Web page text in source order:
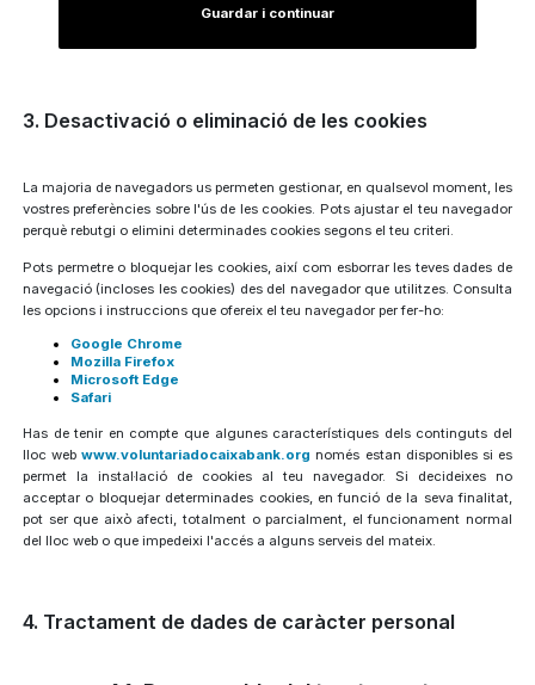
Guardar i continuar
3. Desactivació o eliminació de les cookies
La majoria de navegadors us permeten gestionar, en qualsevol moment, les
vostres preferències sobre l'ús de les cookies. Pots ajustar el teu navegador
perquè rebutgi o elimini determinades cookies segons el teu criteri.
Pots permetre o bloquejar les cookies, així com esborrar les teves dades de
navegació (incloses les cookies) des del navegador que utilitzes. Consulta
les opcions i instruccions que ofereix el teu navegador per fer-ho:
Google Chrome
Mozilla Firefox
Microsoft Edge
Safari
Has de tenir en compte que algunes característiques dels continguts del
lloc webwww.voluntariadocaixabank.org només estan disponibles si es
permet la instal·lació de cookies al teu navegador. Si decideixes no
acceptar o bloquejar determinades cookies, en funció de la seva finalitat,
pot ser que això afecti, totalment o parcialment, el funcionament normal
del lloc web o que impedeixi l'accés a alguns serveis del mateix.
4. Tractament de dades de caràcter personal